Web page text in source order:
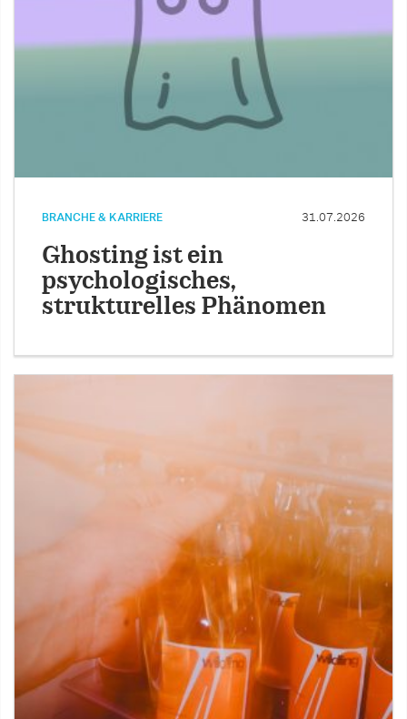
BRANCHE & KARRIERE 31.07.2026
Ghosting ist ein
psychologisches,
strukturelles Phänomen